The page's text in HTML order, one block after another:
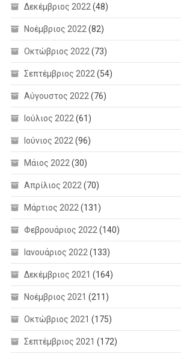
Δεκέμβριος 2022 (48)
Νοέμβριος 2022 (82)
Οκτώβριος 2022 (73)
Σεπτέμβριος 2022 (54)
Αύγουστος 2022 (76)
Ιούλιος 2022 (61)
Ιούνιος 2022 (96)
Μάιος 2022 (30)
Απρίλιος 2022 (70)
Μάρτιος 2022 (131)
Φεβρουάριος 2022 (140)
Ιανουάριος 2022 (133)
Δεκέμβριος 2021 (164)
Νοέμβριος 2021 (211)
Οκτώβριος 2021 (175)
Σεπτέμβριος 2021 (172)